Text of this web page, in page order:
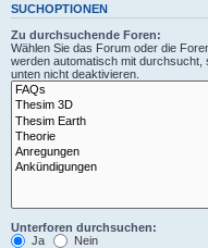
SUCHOPTIONEN
Zu durchsuchende Foren:
Wählen Sie das Forum oder die
werden automatisch mit durchsucht,
unten nicht deaktivieren.
Unterforen durchsuchen:
Ja
Nein